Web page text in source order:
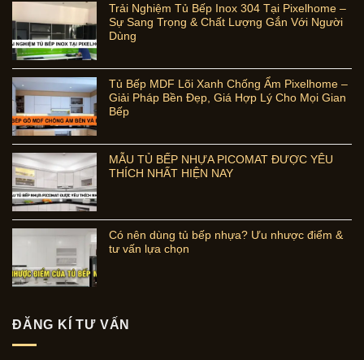
Trải Nghiệm Tủ Bếp Inox 304 Tại Pixelhome –
Sự Sang Trọng & Chất Lượng Gắn Với Người
Dùng
Tủ Bếp MDF Lõi Xanh Chống Ẩm Pixelhome –
Giải Pháp Bền Đẹp, Giá Hợp Lý Cho Mọi Gian
Bếp
MẪU TỦ BẾP NHỰA PICOMAT ĐƯỢC YÊU
THÍCH NHẤT HIỆN NAY
Có nên dùng tủ bếp nhựa? Ưu nhược điểm &
tư vấn lựa chọn
ĐĂNG KÍ TƯ VẤN